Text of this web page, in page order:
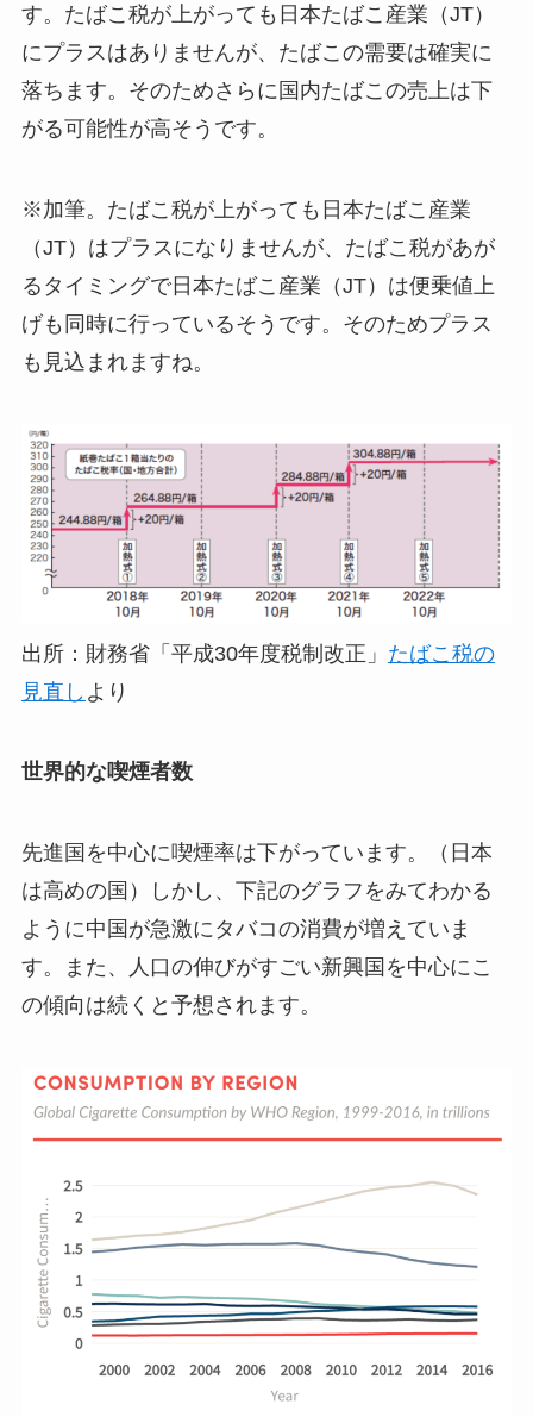
す。たばこ税が上がっても日本たばこ産業（JT）
にプラスはありませんが、 たばこの需要は確実に
落ちます。そのためさらに国内たばこの売上は下
がる可能性が高そうです。
※加筆。たばこ税が上がっても日本たばこ産業
（JT）はプラスになりませんが、たばこ税があが
るタイミングで日本たばこ産業（JT）は便乗値上
げも同時に行っているそうです。そのためプラス
も見込まれますね。
出所：財務省「平成30年度税制改正」 たばこ税の
見直し より
世界的な喫煙者数
先進国を中心に喫煙率は下がっています。（日本
は高めの国）しかし、下記のグラフをみてわかる
ように中国が急激にタバコの消費が増えていま
す。また、人口の伸びがすごい新興国を中心にこ
の傾向は続くと予想されます。